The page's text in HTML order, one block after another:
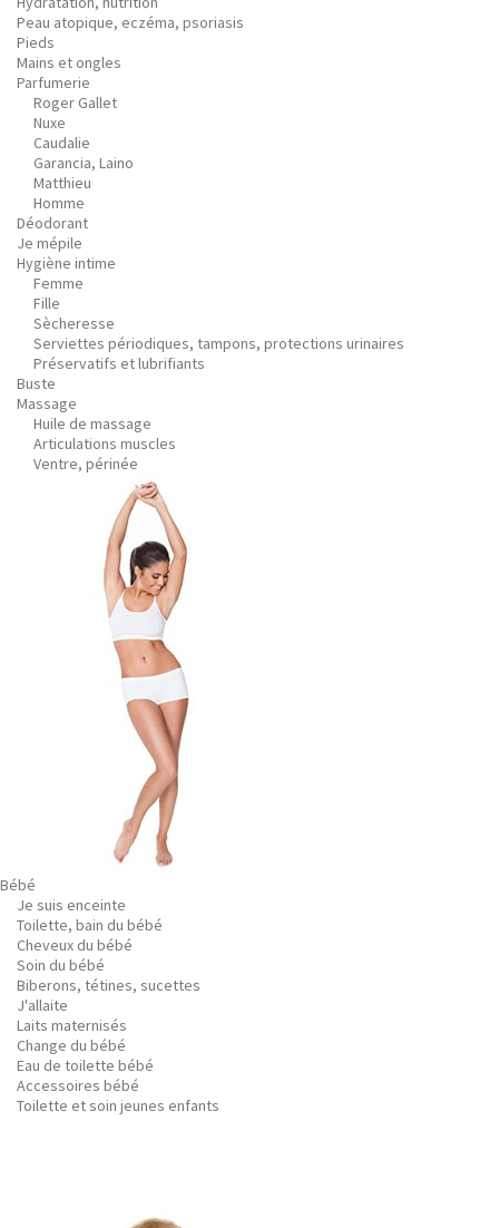
Peau atopique, eczéma, psoriasis
Pieds
Mains et ongles
Parfumerie
Roger Gallet
Nuxe
Caudalie
Garancia, Laino
Matthieu
Homme
Déodorant
Je mépile
Hygiène intime
Femme
Fille
Sècheresse
Serviettes périodiques, tampons, protections urinaires
Préservatifs et lubrifiants
Buste
Massage
Huile de massage
Articulations muscles
Ventre, périnée
Bébé
Je suis enceinte
Toilette, bain du bébé
Cheveux du bébé
Soin du bébé
Biberons, tétines, sucettes
J'allaite
Laits maternisés
Change du bébé
Eau de toilette bébé
Accessoires bébé
Toilette et soin jeunes enfants